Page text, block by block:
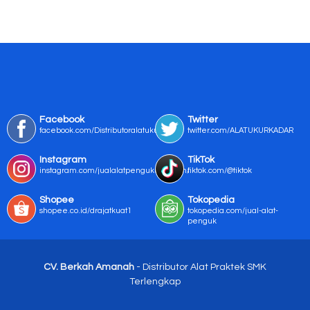
Facebook
facebook.com/Distributoralatukur
Twitter
twitter.com/ALATUKURKADAR
Instagram
instagram.com/jualalatpengukurmurah/
TikTok
tiktok.com/@tiktok
Shopee
shopee.co.id/drajatkuat1
Tokopedia
tokopedia.com/jual-alat-
penguk
CV. Berkah Amanah - Distributor Alat Praktek SMK
Terlengkap